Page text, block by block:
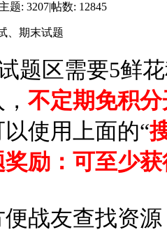
主题: 3207|帖数: 12845
、期末试题
题区需要5鲜花
不定期免积
以使用上面的“
奖励：可至少
便战友查找资